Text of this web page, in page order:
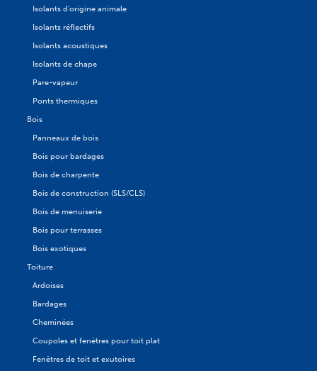
Isolants d'origine animale
Isolants réflectifs
Isolants acoustiques
Isolants de chape
Pare-vapeur
Ponts thermiques
Bois
Panneaux de bois
Bois pour bardages
Bois de charpente
Bois de construction (SLS/CLS)
Bois de menuiserie
Bois pour terrasses
Bois exotiques
Toiture
Ardoises
Bardages
Cheminées
Coupoles et fenêtres pour toit plat
Fenêtres de toit et exutoires